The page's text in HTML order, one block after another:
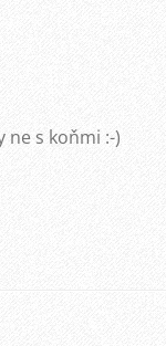
ne s koňmi :-)